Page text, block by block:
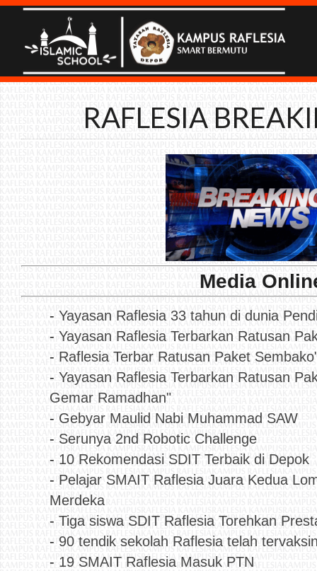
RAFLESIA
Media
- Yayasan Raflesia 33 tahun di dunia
- Yayasan Raflesia Terbarkan Ratusan
- Raflesia Terbar Ratusan Paket
- Yayasan Raflesia Terbarkan Ratusan
Gemar Ramadhan"
- Gebyar Maulid Nabi Muhammad SAW
- Serunya 2nd Robotic Challenge
- 10 Rekomendasi SDIT Terbaik di Depok
- Pelajar SMAIT Raflesia Juara Kedua
Merdeka
- Tiga siswa SDIT Raflesia Torehkan
- 90 tendik sekolah Raflesia telah
- 19 SMAIT Raflesia Masuk PTN